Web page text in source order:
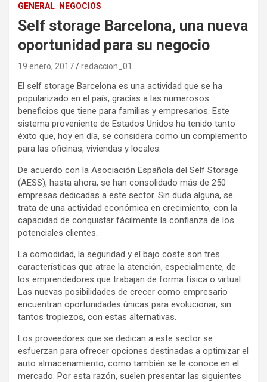
GENERAL NEGOCIOS
Self storage Barcelona, una nueva
oportunidad para su negocio
19 enero, 2017 redaccion_01
El self storage Barcelona es una actividad que se ha
popularizado en el país, gracias a las numerosos
beneficios que tiene para familias y empresarios. Este
sistema proveniente de Estados Unidos ha tenido tanto
éxito que, hoy en día, se considera como un complemento
para las oficinas, viviendas y locales.
De acuerdo con la Asociación Española del Self Storage
(AESS), hasta ahora, se han consolidado más de 250
empresas dedicadas a este sector. Sin duda alguna, se
trata de una actividad económica en crecimiento, con la
capacidad de conquistar fácilmente la confianza de los
potenciales clientes.
La comodidad, la seguridad y el bajo coste son tres
características que atrae la atención, especialmente, de
los emprendedores que trabajan de forma física o virtual.
Las nuevas posibilidades de crecer como empresario
encuentran oportunidades únicas para evolucionar, sin
tantos tropiezos, con estas alternativas.
Los proveedores que se dedican a este sector se
esfuerzan para ofrecer opciones destinadas a optimizar el
auto almacenamiento, como también se le conoce en el
mercado. Por esta razón, suelen presentar las siguientes